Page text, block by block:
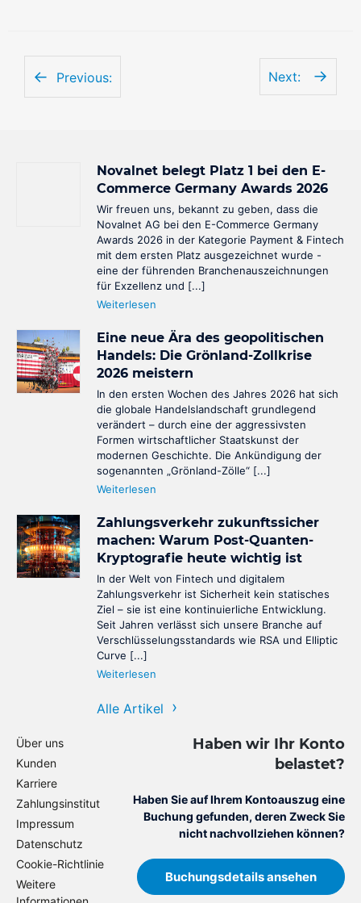
Previous: Next:
Über uns
Kunden
Karriere
Zahlungsinstitut
Impressum
Datenschutz
Cookie-Richtlinie
Weitere
Novalnet belegt Platz 1 bei den E-
Commerce Germany Awards 2026
Wir freuen uns, bekannt zu geben, dass die
Novalnet AG bei den E-Commerce Germany
Awards 2026 in der Kategorie Payment & Fintech
mit dem ersten Platz ausgezeichnet wurde -
eine der führenden Branchenauszeichnungen
für Exzellenz und [...]
Weiterlesen
Eine neue Ära des geopolitischen
Handels: Die Grönland-Zollkrise
2026 meistern
In den ersten Wochen des Jahres 2026 hat sich
die globale Handelslandschaft grundlegend
verändert – durch eine der aggressivsten
Formen wirtschaftlicher Staatskunst der
modernen Geschichte. Die Ankündigung der
sogenannten „Grönland-Zölle“ [...]
Weiterlesen
Zahlungsverkehr zukunftssicher
machen: Warum Post-Quanten-
Kryptografie heute wichtig ist
In der Welt von Fintech und digitalem
Zahlungsverkehr ist Sicherheit kein statisches
Ziel – sie ist eine kontinuierliche Entwicklung.
Seit Jahren verlässt sich unsere Branche auf
Verschlüsselungsstandards wie RSA und Elliptic
Curve [...]
Weiterlesen
Alle Artikel
Haben wir Ihr Konto
belastet?
Haben Sie auf Ihrem Kontoauszug eine
Buchung gefunden, deren Zweck Sie
nicht nachvollziehen können?
Buchungsdetails ansehen